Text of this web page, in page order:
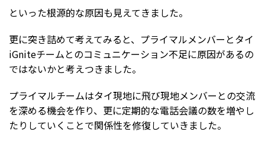
といった根源的な原因も見えてきました。
更に突き詰めて考えてみると、プライマルメンバーとタイ
iGniteチームとのコミュニケーション不足に原因があるの
ではないかと考えつきました。
プライマルチームはタイ現地に飛び現地メンバーとの交流
を深める機会を作り、更に定期的な電話会議の数を増やし
たりしていくことで関係性を修復していきました。